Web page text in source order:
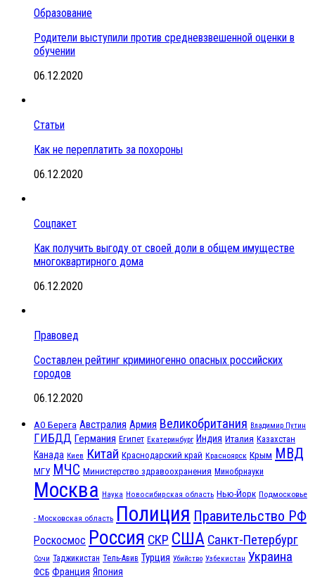
Образование
Родители выступили против средневзвешенной оценки в
обучении
06.12.2020
Статьи
Как не переплатить за похороны
06.12.2020
Соцпакет
Как получить выгоду от своей доли в общем имуществе
многоквартирного дома
06.12.2020
Правовед
Составлен рейтинг криминогенно опасных российских
городов
06.12.2020
АО Берега Австралия Армия Великобритания Владимир Путин
ГИБДД Германия Египет Екатеринбург Индия Италия Казахстан
Канада Киев Китай Краснодарский край Красноярск Крым МВД
МГУ МЧС Министерство здравоохранения Минобрнауки
Москва Наука Новосибирская область Нью-Йорк Подмосковье
- Московская область Полиция Правительство РФ
Роскосмос Россия СКР США Санкт-Петербург
Сочи Таджикистан Тель-Авив Турция Убийство Узбекистан Украина
ФСБ Франция Япония